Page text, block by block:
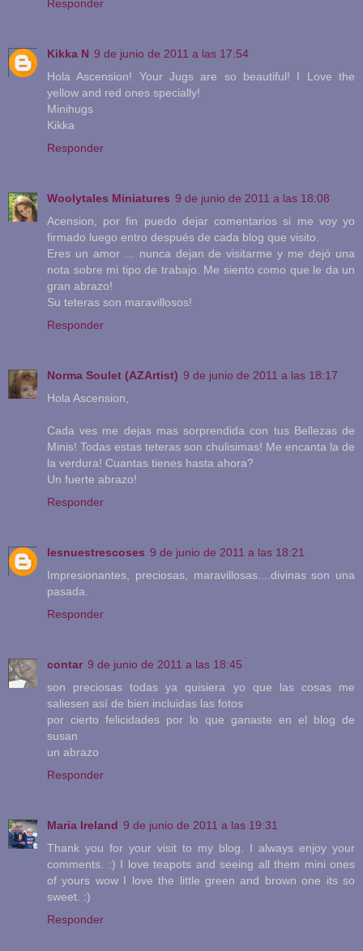
Responder
Kikka N 9 de junio de 2011 a las 17:54
Hola Ascension! Your Jugs are so beautiful! I Love the
yellow and red ones specially!
Minihugs
Kikka
Responder
Woolytales Miniatures 9 de junio de 2011 a las 18:08
Acension, por fin puedo dejar comentarios si me voy yo
firmado luego entro después de cada blog que visito.
Eres un amor ... nunca dejan de visitarme y me dejó una
nota sobre mi tipo de trabajo. Me siento como que le da un
gran abrazo!
Su teteras son maravillosos!
Responder
Norma Soulet (AZArtist) 9 de junio de 2011 a las 18:17
Hola Ascension,
Cada ves me dejas mas sorprendida con tus Bellezas de
Minis! Todas estas teteras son chulisimas! Me encanta la de
la verdura! Cuantas tienes hasta ahora?
Un fuerte abrazo!
Responder
lesnuestrescoses 9 de junio de 2011 a las 18:21
Impresionantes, preciosas, maravillosas....divinas son una
pasada.
Responder
contar 9 de junio de 2011 a las 18:45
son preciosas todas ya quisiera yo que las cosas me
saliesen así de bien incluidas las fotos
por cierto felicidades por lo que ganaste en el blog de
susan
un abrazo
Responder
Maria Ireland 9 de junio de 2011 a las 19:31
Thank you for your visit to my blog. I always enjoy your
comments. :) I love teapots and seeing all them mini ones
of yours wow I love the little green and brown one its so
sweet. :)
Responder